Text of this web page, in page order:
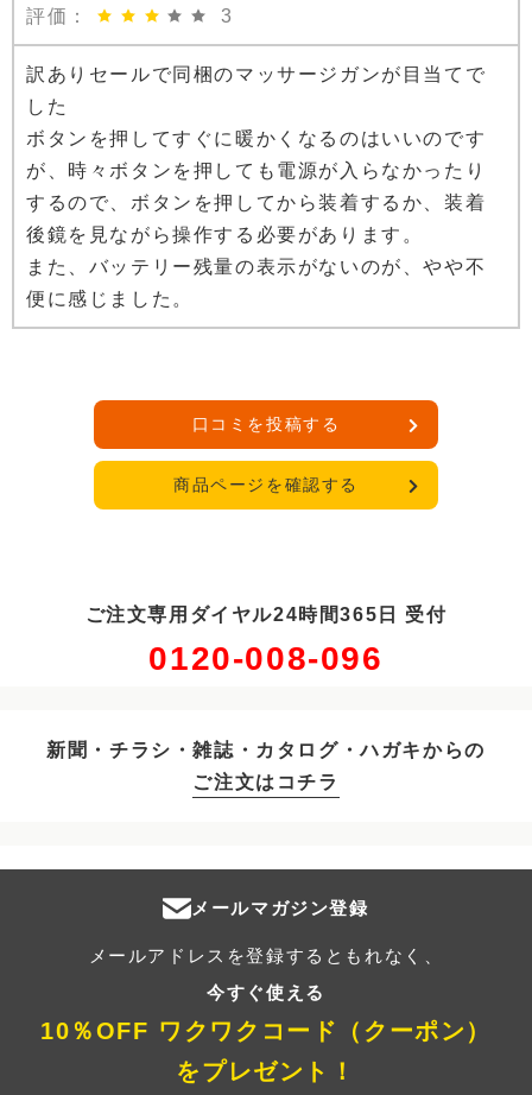
評価：
3
訳ありセールで同梱のマッサージガンが目当てで
した
ボタンを押してすぐに暖かくなるのはいいのです
が、時々ボタンを押しても電源が入らなかったり
するので、ボタンを押してから装着するか、装着
後鏡を見ながら操作する必要があります。
また、バッテリー残量の表示がないのが、やや不
便に感じました。
口コミを投稿する
商品ページを確認する
ご注文専用ダイヤル24時間365日 受付
0120-008-096
新聞・チラシ・雑誌・カタログ・ハガキからの
ご注文はコチラ
メールマガジン登録
メールアドレスを登録するともれなく、
今すぐ使える
10％OFF ワクワクコード（クーポン）
をプレゼント！